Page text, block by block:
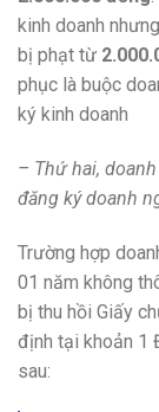
kinh doanh
bị phạt từ
phục là buộc
ký kinh doanh
– Thứ hai,
đăng ký doanh
Trường hợp
01 năm không
bị thu hồi Giấy
định tại khoản 1
sau: